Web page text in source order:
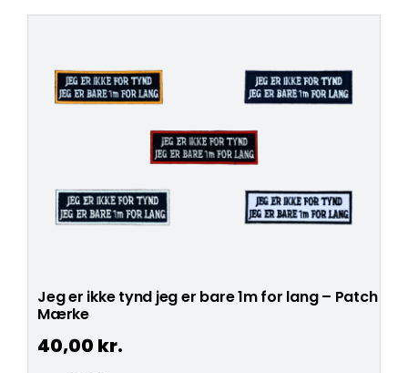
Jeg er ikke tynd jeg er bare 1m for lang – Patch
Mærke
40,00 kr.